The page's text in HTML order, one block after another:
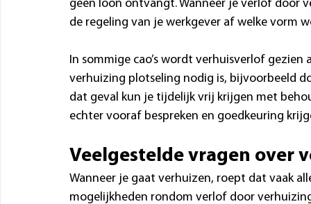
geen loon ontvangt. Wanneer je verlof door
de regeling van je werkgever af welke vorm
In sommige cao’s wordt verhuisverlof
verhuizing plotseling nodig is, bijvoorbeeld
dat geval kun je tijdelijk vrij krijgen met
echter vooraf bespreken en goedkeuring
Veelgestelde vragen over
Wanneer je gaat verhuizen, roept dat vaak
mogelijkheden rondom verlof door